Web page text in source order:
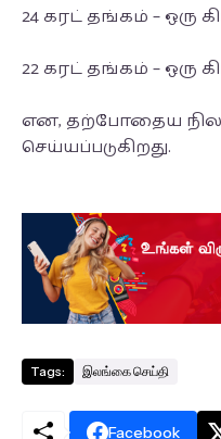
24 கரட் தங்கம் – ஒரு
22 கரட் தங்கம் – ஒரு
என, தற்போதைய
செய்யப்படுகிறது.
Tags: இலங்கை செய்தி
Facebook